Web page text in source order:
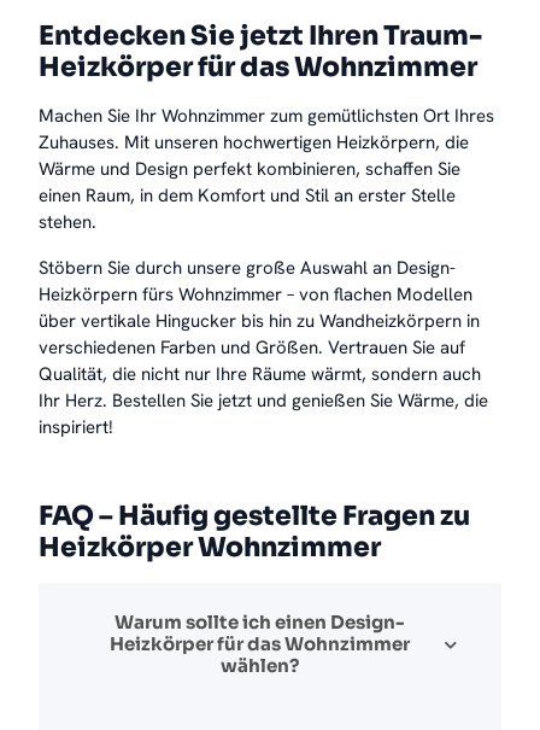
Entdecken Sie jetzt Ihren Traum-
Heizkörper für das Wohnzimmer
Machen Sie Ihr Wohnzimmer zum gemütlichsten Ort Ihres
Zuhauses. Mit unseren hochwertigen Heizkörpern, die
Wärme und Design perfekt kombinieren, schaffen Sie
einen Raum, in dem Komfort und Stil an erster Stelle
stehen.
Stöbern Sie durch unsere große Auswahl an Design-
Heizkörpern fürs Wohnzimmer – von flachen Modellen
über vertikale Hingucker bis hin zu Wandheizkörpern in
verschiedenen Farben und Größen. Vertrauen Sie auf
Qualität, die nicht nur Ihre Räume wärmt, sondern auch
Ihr Herz. Bestellen Sie jetzt und genießen Sie Wärme, die
inspiriert!
FAQ – Häufig gestellte Fragen zu
Heizkörper Wohnzimmer
Warum sollte ich einen Design-
Heizkörper für das Wohnzimmer
wählen?